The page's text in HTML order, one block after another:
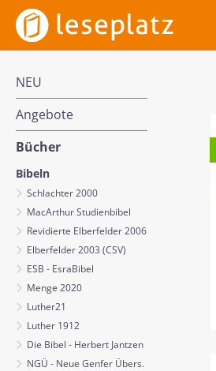
Hauptinhalt springen
Zur Suche springen
Zur Hauptnavigation springen
NEU
Angebote
Bücher
Bibeln
Schlachter 2000
MacArthur Studienbibel
Revidierte Elberfelder 2006
Elberfelder 2003 (CSV)
ESB - EsraBibel
Menge 2020
Luther21
Luther 1912
Die Bibel - Herbert Jantzen
NGÜ - Neue Genfer Übers.